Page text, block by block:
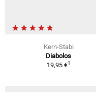
Kern-Stabi
Diabolos
19,95 €1